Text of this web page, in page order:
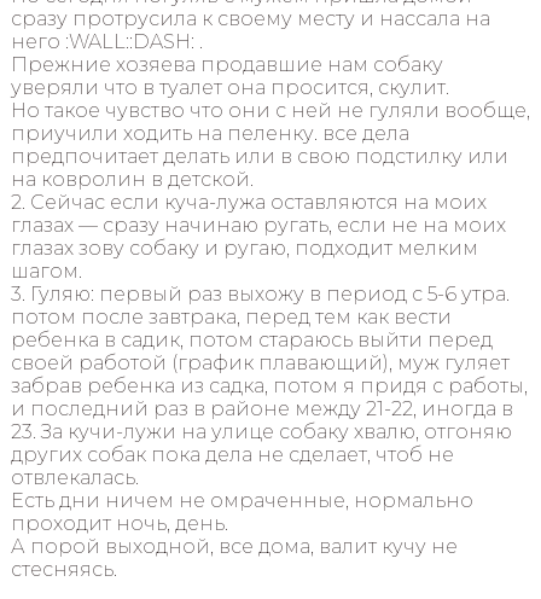
сразу протрусила к своему месту и нассала на
него :WALL::DASH: .
Прежние хозяева продавшие нам собаку
уверяли что в туалет она просится, скулит.
Но такое чувство что они с ней не гуляли вообще,
приучили ходить на пеленку. все дела
предпочитает делать или в свою подстилку или
на ковролин в детской.
2. Сейчас если куча-лужа оставляются на моих
глазах — сразу начинаю ругать, если не на моих
глазах зову собаку и ругаю, подходит мелким
шагом.
3. Гуляю: первый раз выхожу в период с 5-6 утра.
потом после завтрака, перед тем как вести
ребенка в садик, потом стараюсь выйти перед
своей работой (график плавающий), муж гуляет
забрав ребенка из садка, потом я придя с работы,
и последний раз в районе между 21-22, иногда в
23. За кучи-лужи на улице собаку хвалю, отгоняю
других собак пока дела не сделает, чтоб не
отвлекалась.
Есть дни ничем не омраченные, нормально
проходит ночь, день.
А порой выходной, все дома, валит кучу не
стесняясь.